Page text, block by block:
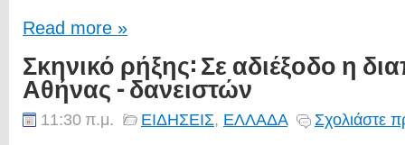
Read more »
Σκηνικό ρήξης: Σε αδιέξοδο η
Αθήνας - δανειστών
11:30 π.μ. ΕΙΔΗΣΕΙΣ, ΕΛΛΑΔΑ Σχολιάστε